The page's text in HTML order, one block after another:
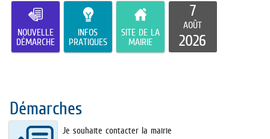
NOUVELLE
DÉMARCHE
INFOS
PRATIQUES
SITE DE LA
MAIRIE
7
AOÛT
2026
Démarches
Je souhaite contacter la mairie